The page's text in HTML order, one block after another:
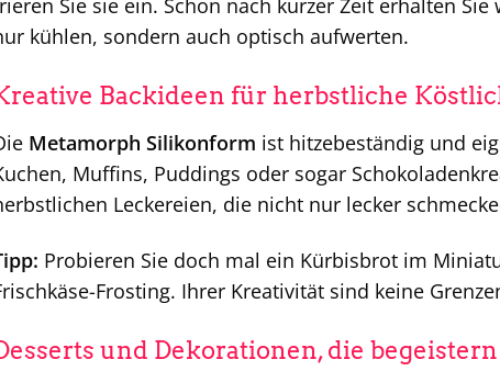
Sie sie ein. Schon nach kurzer Zeit erhalten
kühlen, sondern auch optisch aufwerten.
Backideen für herbstliche
Metamorph Silikonform ist hitzebeständig und
Muffins, Puddings oder sogar
Leckereien, die nicht nur lecker
Probieren Sie doch mal ein Kürbisbrot im
Frosting. Ihrer Kreativität sind keine
und Dekorationen, die begeistern